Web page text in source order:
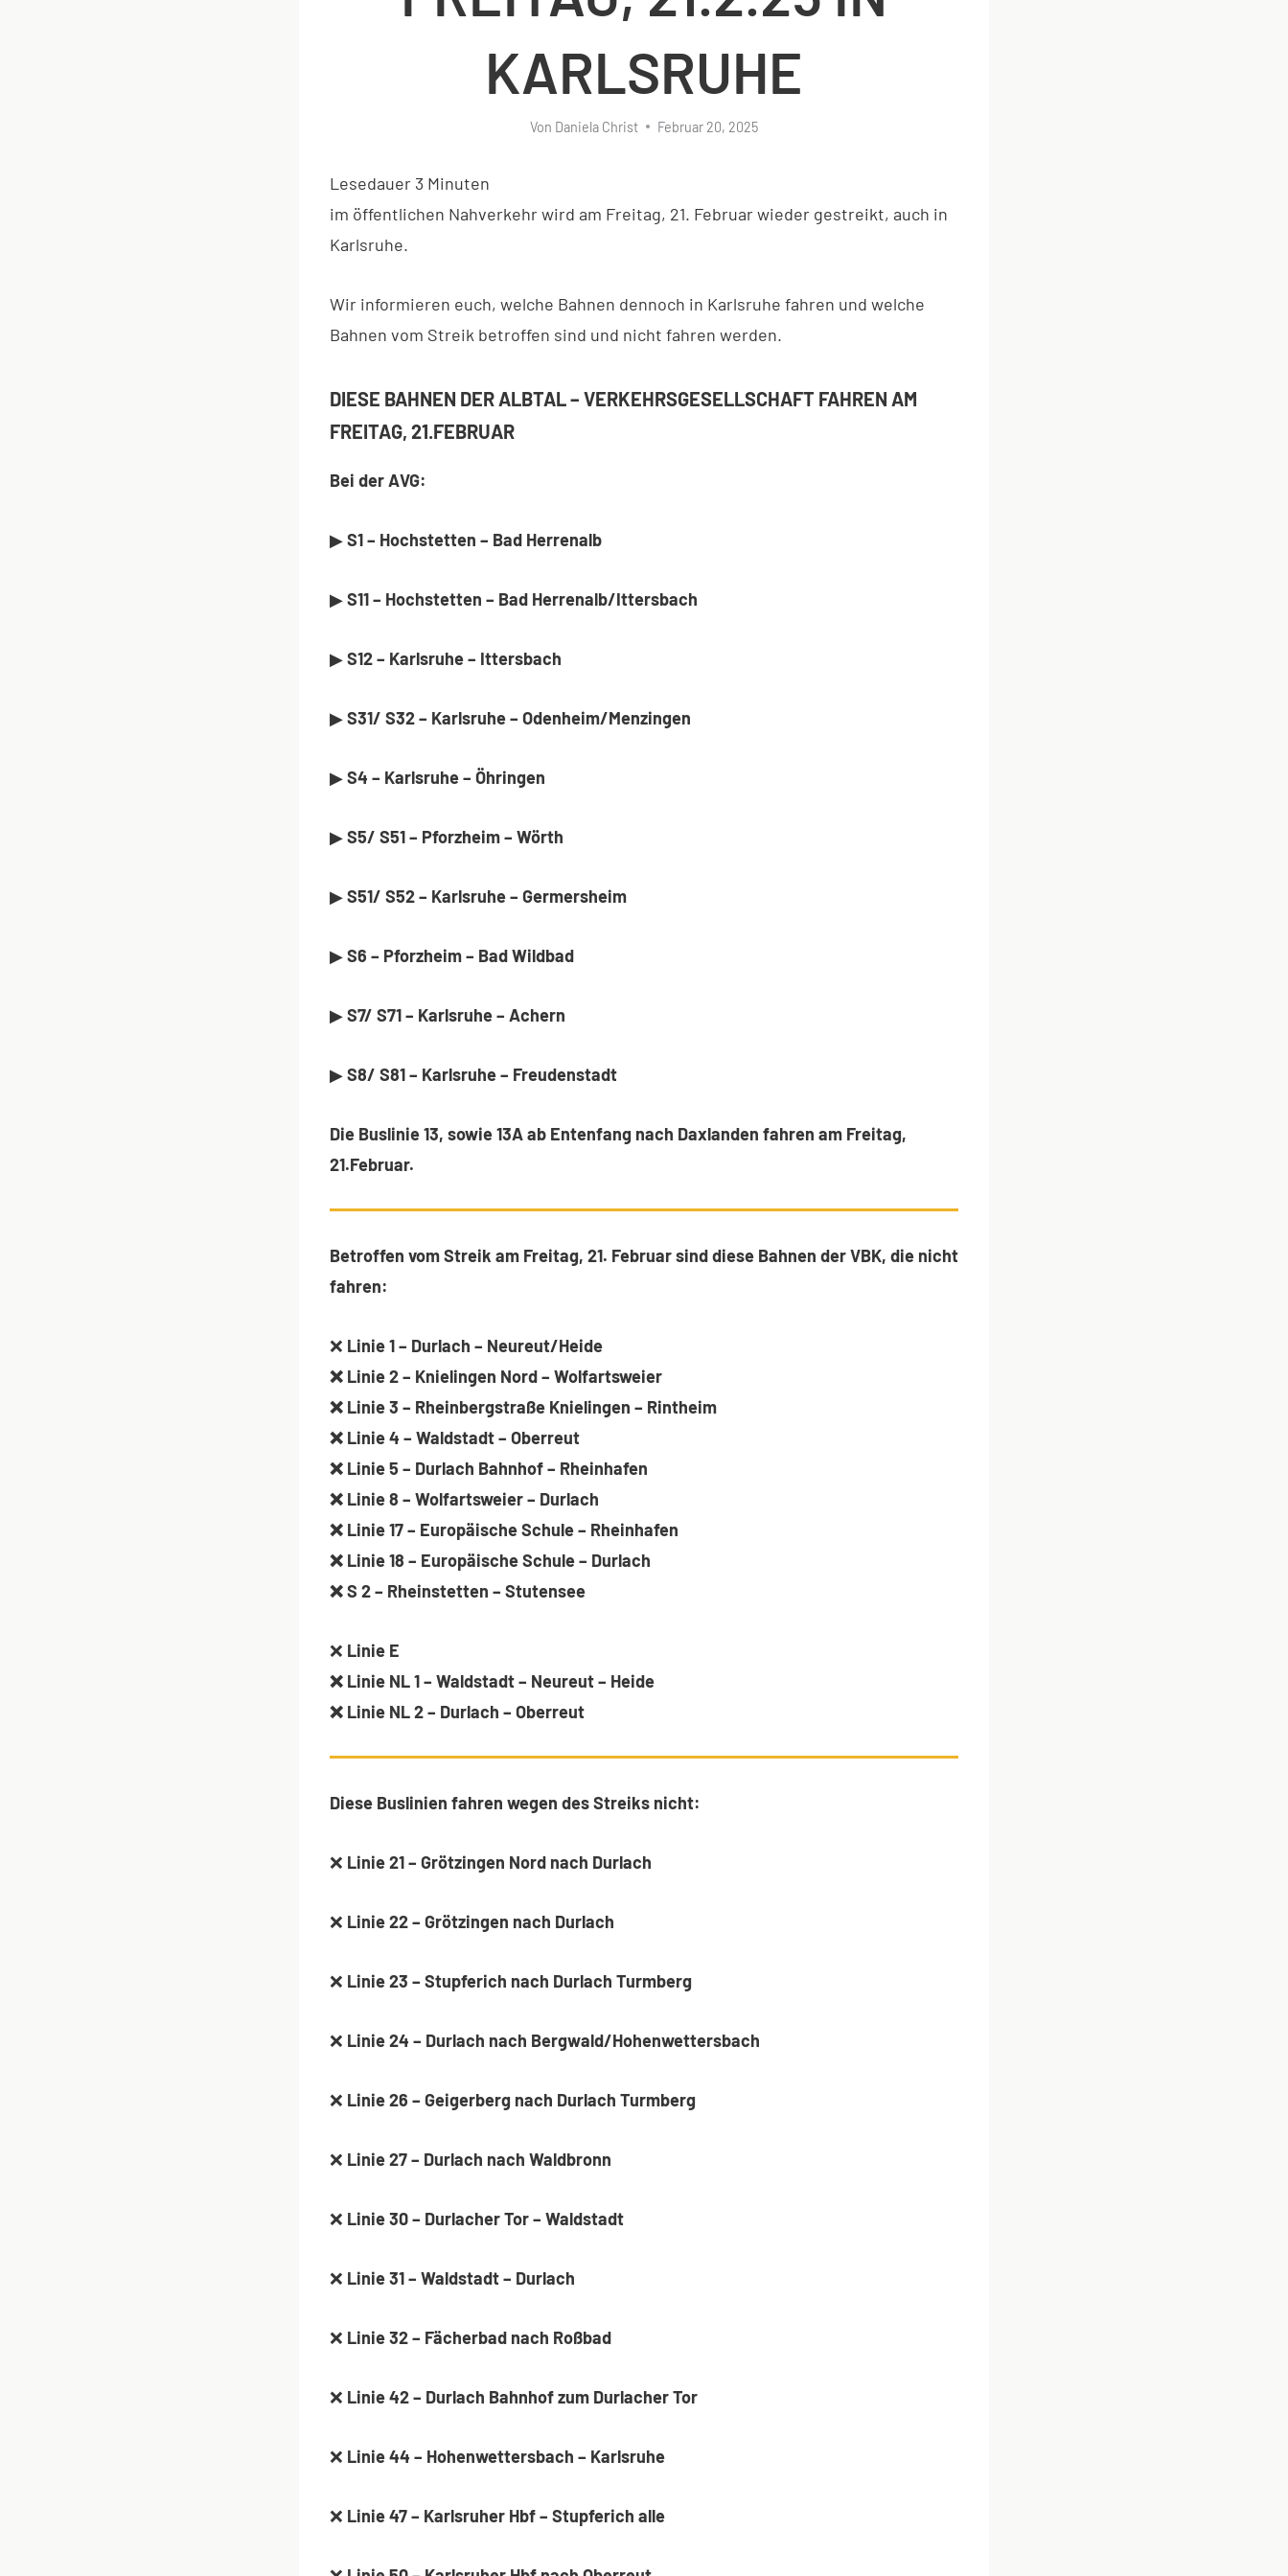
KARLSRUHE
Von Daniela Christ Februar 20, 2025
Lesedauer 3 Minuten
im öffentlichen Nahverkehr wird am Freitag, 21. Februar wieder gestreikt, auch in
Karlsruhe.
Wir informieren euch, welche Bahnen dennoch in Karlsruhe fahren und welche
Bahnen vom Streik betroffen sind und nicht fahren werden.
DIESE BAHNEN DER ALBTAL – VERKEHRSGESELLSCHAFT FAHREN AM
FREITAG, 21.FEBRUAR
Bei der AVG:
▶S1 – Hochstetten – Bad Herrenalb
▶S11 – Hochstetten – Bad Herrenalb/Ittersbach
▶S12 – Karlsruhe – Ittersbach
▶S31/ S32 – Karlsruhe – Odenheim/Menzingen
▶S4 – Karlsruhe – Öhringen
▶S5/ S51 – Pforzheim – Wörth
▶S51/ S52 – Karlsruhe – Germersheim
▶S6 – Pforzheim – Bad Wildbad
▶S7/ S71 – Karlsruhe – Achern
▶S8/ S81 – Karlsruhe – Freudenstadt
Die Buslinie 13, sowie 13A ab Entenfang nach Daxlanden fahren am Freitag,
21.Februar.
Betroffen vom Streik am Freitag, 21. Februar sind diese Bahnen der VBK, die nicht
fahren:
❌ Linie 1 – Durlach – Neureut/Heide
❌ Linie 2 – Knielingen Nord – Wolfartsweier
❌ Linie 3 – Rheinbergstraße Knielingen – Rintheim
❌ Linie 4 – Waldstadt – Oberreut
❌ Linie 5 – Durlach Bahnhof – Rheinhafen
❌ Linie 8 – Wolfartsweier – Durlach
❌ Linie 17 – Europäische Schule – Rheinhafen
❌ Linie 18 – Europäische Schule – Durlach
❌ S 2 – Rheinstetten – Stutensee
❌ Linie E
❌ Linie NL 1 – Waldstadt – Neureut – Heide
❌ Linie NL 2 – Durlach – Oberreut
Diese Buslinien fahren wegen des Streiks nicht:
❌ Linie 21 – Grötzingen Nord nach Durlach
❌ Linie 22 – Grötzingen nach Durlach
❌ Linie 23 – Stupferich nach Durlach Turmberg
❌ Linie 24 – Durlach nach Bergwald/Hohenwettersbach
❌ Linie 26 – Geigerberg nach Durlach Turmberg
❌ Linie 27 – Durlach nach Waldbronn
❌ Linie 30 – Durlacher Tor – Waldstadt
❌ Linie 31 – Waldstadt – Durlach
❌ Linie 32 – Fächerbad nach Roßbad
❌ Linie 42 – Durlach Bahnhof zum Durlacher Tor
❌ Linie 44 – Hohenwettersbach – Karlsruhe
❌ Linie 47 – Karlsruher Hbf – Stupferich alle